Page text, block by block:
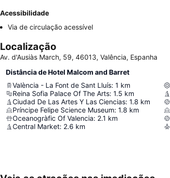
Acessibilidade
Via de circulação acessível
Localização
Av. d'Ausiàs March, 59, 46013, Valência, Espanha
Distância de Hotel Malcom and Barret
València - La Font de Sant Lluís: 1 km
Reina Sofia Palace Of The Arts: 1.5 km
Ciudad De Las Artes Y Las Ciencias: 1.8 km
Príncipe Felipe Science Museum: 1.8 km
Oceanogràfic Of Valencia: 2.1 km
Central Market: 2.6 km